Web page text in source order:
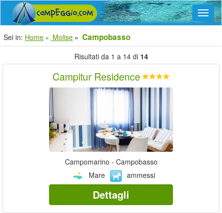
Sei in: Home Molise Campobasso
Risultati da 1 a 14 di 14
Campitur Residence
Campomarino - Campobasso
Mare
ammessi
Dettagli